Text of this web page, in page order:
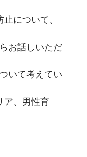
について、
お話しいただ
いて考えてい
ア、男性育